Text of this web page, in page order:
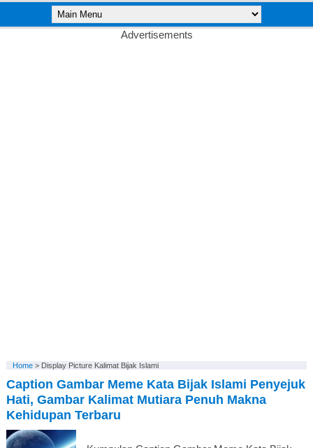
Advertisements
Home> Display Picture Kalimat Bijak Islami
Caption Gambar Meme Kata Bijak Islami Penyejuk
Hati, Gambar Kalimat Mutiara Penuh Makna
Kehidupan Terbaru